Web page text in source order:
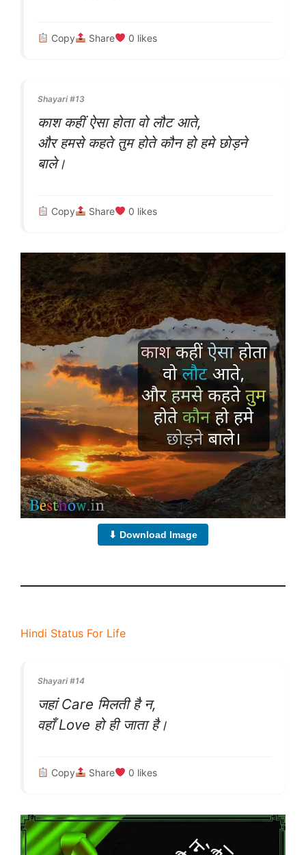
Copy Share 0 likes
Shayari #13
काश कहीं ऐसा होता वो लौट आते,
और हमसे कहते तुम होते कौन हो हमे छोड़ने
बाले।
Copy Share 0 likes
⬇ Download Image
Hindi Status For Life
Shayari #14
जहां Care मिलती है न,
वहाँ Love हो ही जाता है।
Copy Share 0 likes